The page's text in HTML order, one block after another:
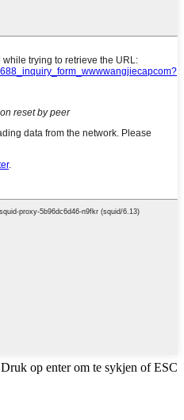
Druk op enter om te sykjen of ESC